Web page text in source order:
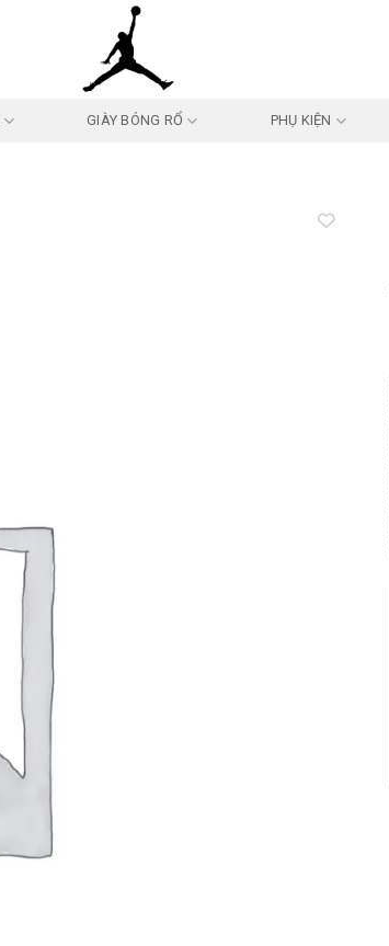
GIÀY BÓNG RỔ PHỤ KIỆN